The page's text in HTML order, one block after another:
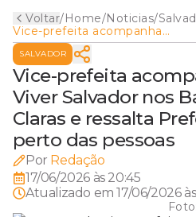
Voltar/Home/Noticias/
Vice-prefeita acompanha
projeto Viver Salvador nos
Bairros em Águas Claras e
ressalta Prefeitura mais perto
das pessoas
SALVADOR
Vice-prefeita
Viver Salvador nos
Claras e ressalta
perto das pessoas
Por Redação
17/06/2026 às 20:45
Atualizado em17/06/2026
Foto: